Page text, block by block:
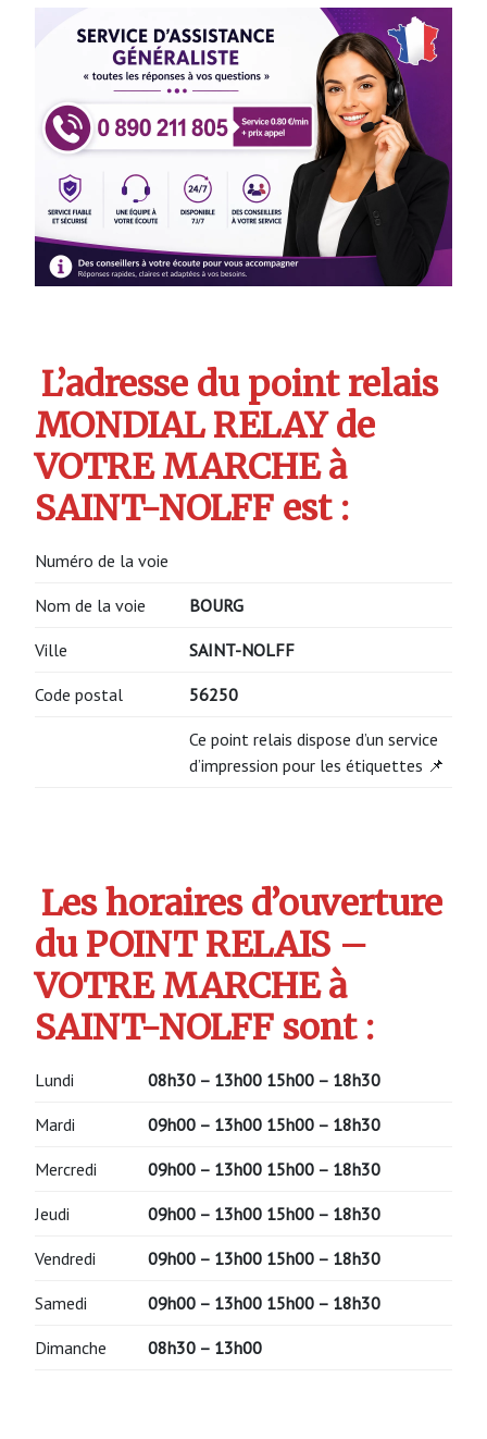
L’adresse du point relais
MONDIAL RELAY de
VOTRE MARCHE à
SAINT-NOLFF est :
Numéro de la voie
Nom de la voie BOURG
Ville SAINT-NOLFF
Code postal 56250
Ce point relais dispose d’un service
d’impression pour les étiquettes 📌
Les horaires d’ouverture
du POINT RELAIS –
VOTRE MARCHE à
SAINT-NOLFF sont :
Lundi 08h30 – 13h00 15h00 – 18h30
Mardi 09h00 – 13h00 15h00 – 18h30
Mercredi 09h00 – 13h00 15h00 – 18h30
Jeudi 09h00 – 13h00 15h00 – 18h30
Vendredi 09h00 – 13h00 15h00 – 18h30
Samedi 09h00 – 13h00 15h00 – 18h30
Dimanche 08h30 – 13h00